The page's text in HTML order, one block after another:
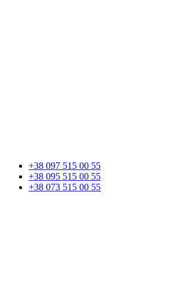
+38 097 515 00 55
+38 095 515 00 55
+38 073 515 00 55